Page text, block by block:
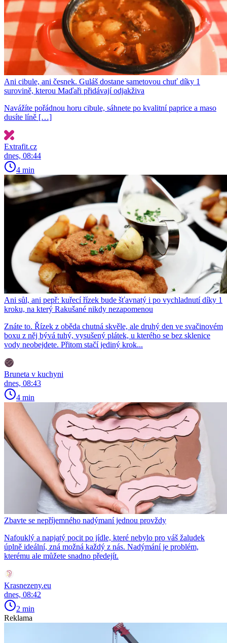
Ani cibule, ani česnek. Guláš dostane sametovou chuť díky 1
surovině, kterou Maďaři přidávají odjakživa
Navážíte pořádnou horu cibule, sáhnete po kvalitní paprice a maso
dusíte líně […]
Extrafit.cz
dnes, 08:44
4 min
Ani sůl, ani pepř: kuřecí řízek bude šťavnatý i po vychladnutí díky 1
kroku, na který Rakušané nikdy nezapomenou
Znáte to. Řízek z oběda chutná skvěle, ale druhý den ve svačinovém
boxu z něj bývá tuhý, vysušený plátek, u kterého se bez sklenice
vody neobejdete. Přitom stačí jediný krok...
Bruneta v kuchyni
dnes, 08:43
4 min
Zbavte se nepříjemného nadýmaní jednou provždy
Nafouklý a napjatý pocit po jídle, které nebylo pro váš žaludek
úplně ideální, zná možná každý z nás. Nadýmání je problém,
kterému ale můžete snadno předejít.
Krasnezeny.eu
dnes, 08:42
2 min
Reklama